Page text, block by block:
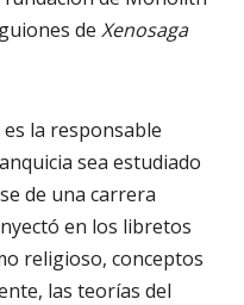
de Xenosaga
la responsable
sea estudiado
de una carrera
en los libretos
religioso, conceptos
las teorías del